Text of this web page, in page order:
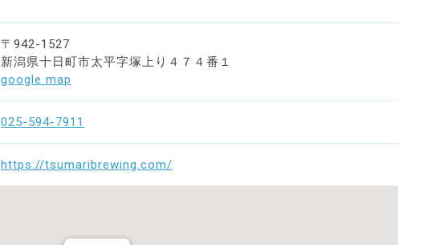
〒942-1527
新潟県十日町市太平字塚上り４７４番１
google map
025-594-7911
https://tsumaribrewing.com/